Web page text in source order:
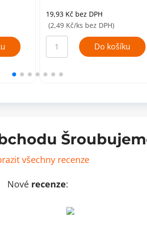
19,93 Kč bez DPH
(2,49 Kč/ks bez DPH)
Samolepicí
filc,
38x38mm
(8ks/arch)-
množství
Do košíku
všechny recenze
Nové recenze: